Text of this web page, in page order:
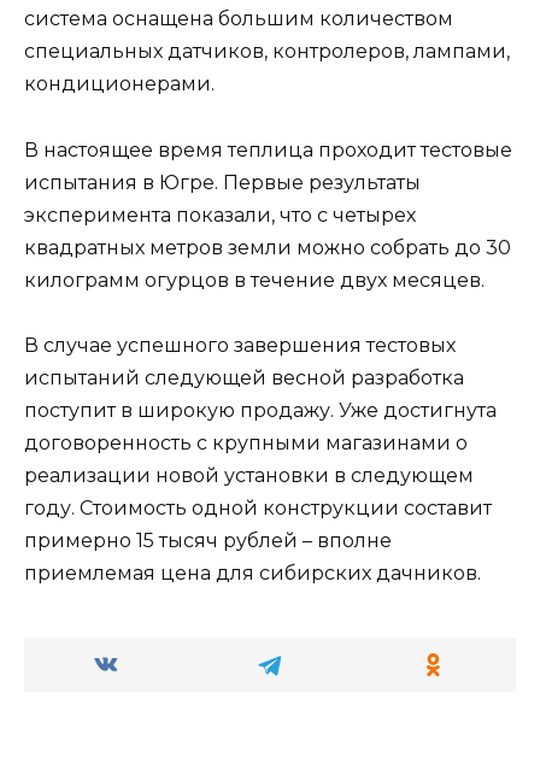
система оснащена большим количеством
специальных датчиков, контролеров, лампами,
кондиционерами.
В настоящее время теплица проходит тестовые
испытания в Югре. Первые результаты
эксперимента показали, что с четырех
квадратных метров земли можно собрать до 30
килограмм огурцов в течение двух месяцев.
В случае успешного завершения тестовых
испытаний следующей весной разработка
поступит в широкую продажу. Уже достигнута
договоренность с крупными магазинами о
реализации новой установки в следующем
году. Стоимость одной конструкции составит
примерно 15 тысяч рублей – вполне
приемлемая цена для сибирских дачников.